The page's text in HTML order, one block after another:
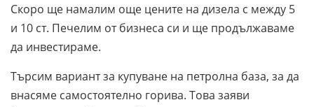
Скоро ще намалим още цените на дизела с между 5
и 10 ст. Печелим от бизнеса си и ще продължаваме
да инвестираме.
Търсим вариант за купуване на петролна база, за да
внасяме самостоятелно горива. Това заяви